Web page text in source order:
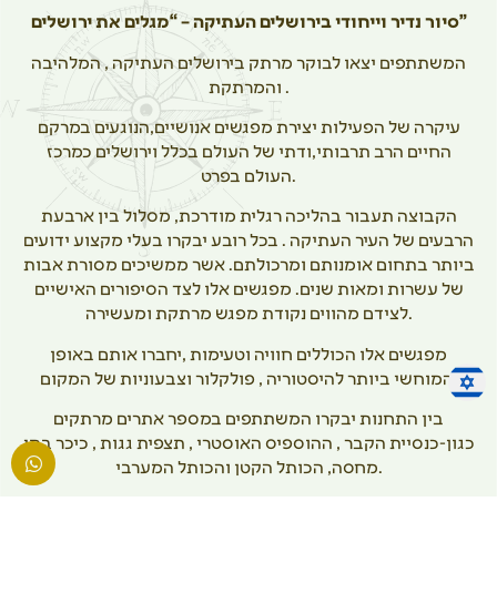
סיור נדיר וייחודי בירושלים העתיקה – “מגלים את ירושלים”
המשתתפים יצאו לבוקר מרתק בירושלים העתיקה , המלהיבה
והמרתקת .
עיקרה של הפעילות יצירת מפגשים אנושיים,הנוגעים במרקם
החיים הרב תרבותי,ודתי של העולם בכלל וירושלים כמרכז
העולם בפרט.
הקבוצה תעבור בהליכה רגלית מודרכת, מסלול בין ארבעת
הרבעים של העיר העתיקה . בכל רובע יבקרו בעלי מקצוע ידועים
ביותר בתחום אומנותם ומרכולתם. אשר ממשיכים מסורת אבות
של עשרות ומאות שנים. מפגשים אלו לצד הסיפורים האישיים
לצידם מהווים נקודת מפגש מרתקת ומעשירה.
מפגשים אלו הכוללים חוויה וטעימות ,יחברו אותם באופן
המוחשי ביותר להיסטוריה , פולקלור וצבעוניות של המקום.
בין התחנות יבקרו המשתתפים במספר אתרים מרתקים
כגון-כנסיית הקבר , ההוספיס האוסטרי , תצפית גגות , כיכר בתי
מחסה, הכותל הקטן והכותל המערבי.